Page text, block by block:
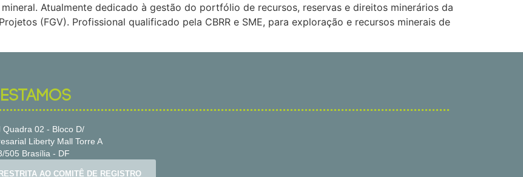
Atualmente dedicado à gestão do portfólio de recursos, reservas e direitos minerários da
(FGV). Profissional qualificado pela CBRR e SME, para exploração e recursos minerais de
Quadra 02 - Bloco D/
Liberty Mall Torre A
505 Brasília - DF
AO COMITÊ DE REGISTRO